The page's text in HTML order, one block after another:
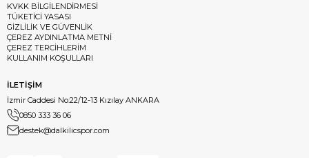
KVKK BİLGİLENDİRMESİ
TÜKETİCİ YASASI
GİZLİLİK VE GÜVENLİK
ÇEREZ AYDINLATMA METNİ
ÇEREZ TERCİHLERİM
KULLANIM KOŞULLARI
İLETİŞİM
İzmir Caddesi No:22/12-13 Kızılay ANKARA
0850 333 36 06
destek@dalkilicspor.com